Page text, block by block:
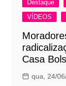
Destaque
VÍDEOS
Casa
qua, 24/